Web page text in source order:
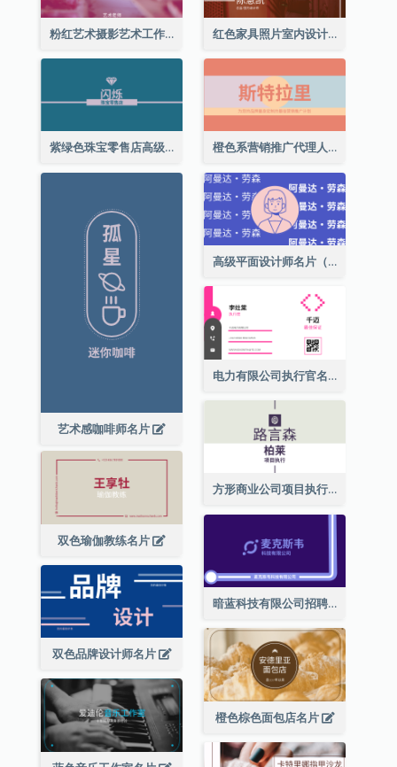
粉红艺术摄影艺术工作室名片 红色家具照片室内设计名片
紫绿色珠宝零售店高级总监名片 橙色系营销推广代理人名片
艺术感咖啡师名片
高级平面设计师名片（附自画像）
电力有限公司执行官名片
方形商业公司项目执行总监名片
双色瑜伽教练名片
暗蓝科技有限公司招聘经理名片
双色品牌设计师名片
橙色棕色面包店名片